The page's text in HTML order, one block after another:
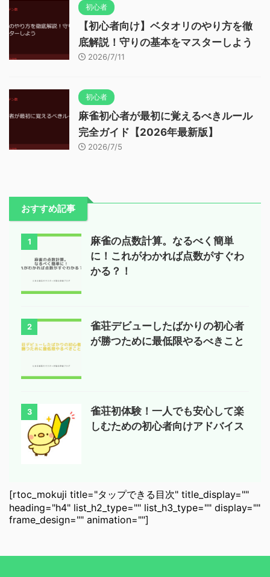
初心者
【初心者向け】ベタオリのやり方を徹
底解説！守りの基本をマスターしよう
2026/7/11
初心者
麻雀初心者が最初に覚えるべきルール
完全ガイド【2026年最新版】
2026/7/5
おすすめ記事
1
麻雀の点数計算。なるべく簡単
に！これがわかれば点数がすぐわ
かる？！
2
雀荘デビューしたばかりの初心者
が勝つために最低限やるべきこと
3
雀荘初体験！一人でも安心して楽
しむための初心者向けアドバイス
[rtoc_mokuji title="タップできる目次" title_display=""
heading="h4" list_h2_type="" list_h3_type="" display=""
frame_design="" animation=""]